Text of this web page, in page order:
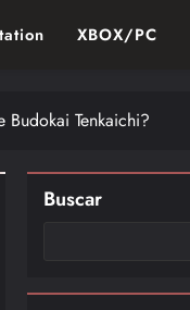
XBOX/PC
Tenkaichi?
Buscar